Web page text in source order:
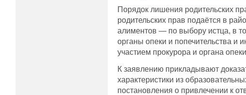
Порядок лишения родительских
родительских прав подаётся в
алиментов — по выбору истца, в
органы опеки и попечительства и
участием прокурора и органа
К заявлению прикладывают
характеристики из
постановления о привлечении к